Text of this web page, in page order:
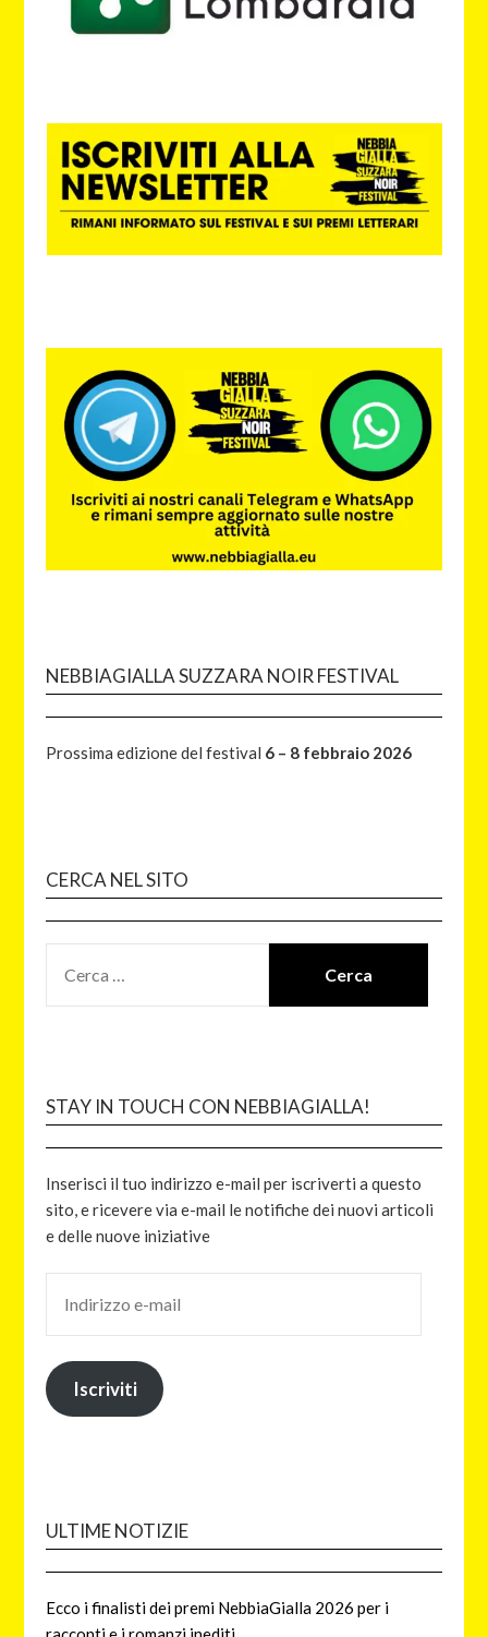
NEBBIAGIALLA SUZZARA NOIR FESTIVAL
Prossima edizione del festival 6 – 8 febbraio 2026
CERCA NEL SITO
STAY IN TOUCH CON NEBBIAGIALLA!
Inserisci il tuo indirizzo e-mail per iscriverti a questo
sito, e ricevere via e-mail le notifiche dei nuovi articoli
e delle nuove iniziative
Iscriviti
ULTIME NOTIZIE
Ecco i finalisti dei premi NebbiaGialla 2026 per i